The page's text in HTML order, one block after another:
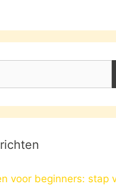
voor beginners: stap